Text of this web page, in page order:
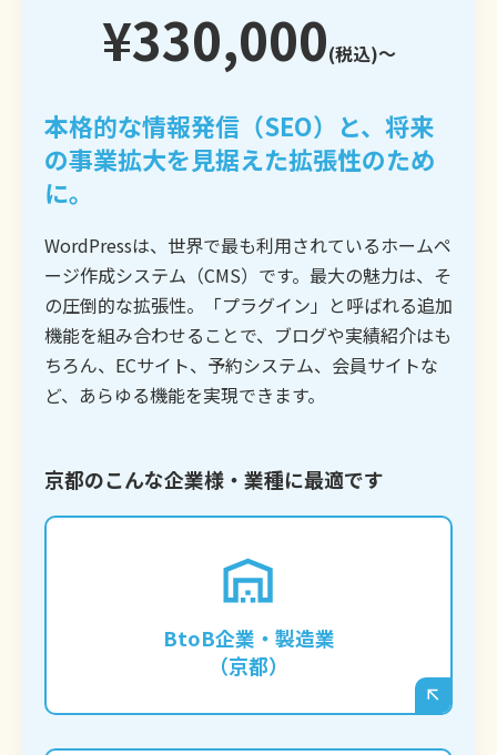
¥330,000(税込)〜
本格的な情報発信（SEO）と、将来
の事業拡大を見据えた拡張性のため
に。
WordPressは、世界で最も利用されているホームペ
ージ作成システム（CMS）です。最大の魅力は、そ
の圧倒的な拡張性。「プラグイン」と呼ばれる追加
機能を組み合わせることで、ブログや実績紹介はも
ちろん、ECサイト、予約システム、会員サイトな
ど、あらゆる機能を実現できます。
京都のこんな企業様・業種に最適です
BtoB企業・製造業
（京都）
専門的な技術や製品情報をブログで発信し、
潜在的な顧客からの問い合わせを獲得したい
することで、強力なSEO効果が期待できま